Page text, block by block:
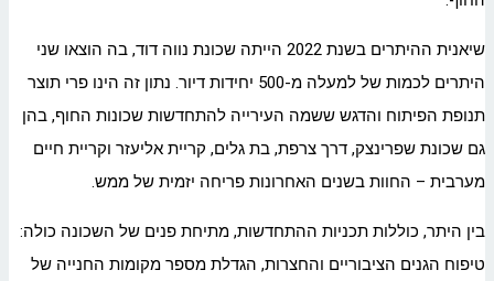
שיאנית ההיתרים בשנת 2022 הייתה שכונת נווה דוד, בה הוצאו שני
היתרים לכמות של למעלה מ-500 יחידות דיור. נתון זה הינו פרי תוצר
תנופת הפיתוח והדגש ששמה העירייה להתחדשות שכונות החוף, בהן
גם שכונת שפרינצק, דרך צרפת, בת גלים, קריית אליעזר וקריית חיים
מערבית – החוות בשנים האחרונות פריחה יזמית של ממש.
בין היתר, כוללות תכניות ההתחדשות, מתיחת פנים של השכונה כולה:
טיפוח הגנים הציבוריים והחצרות, הגדלת מספר מקומות החנייה של